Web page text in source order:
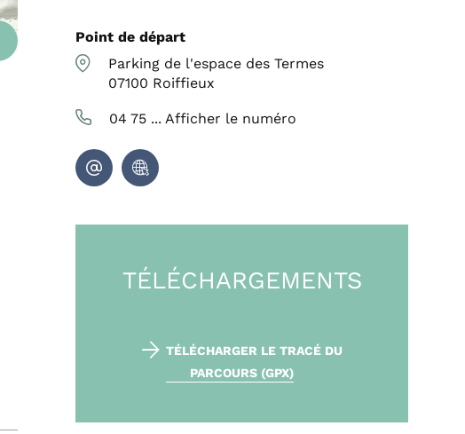
Point de départ
Parking de l'espace des Termes
07100 Roiffieux
04 75 ... Afficher le numéro
TÉLÉCHARGEMENTS
TÉLÉCHARGER LE TRACÉ DU
PARCOURS (GPX)